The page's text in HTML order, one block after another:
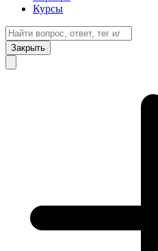
Курсы
Закрыть